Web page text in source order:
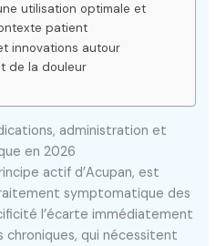
utilisation optimale et
patient
innovations autour
de la douleur
administration et
en 2026
actif d’Acupan, est
symptomatique des
l’écarte immédiatement
chroniques, qui nécessitent